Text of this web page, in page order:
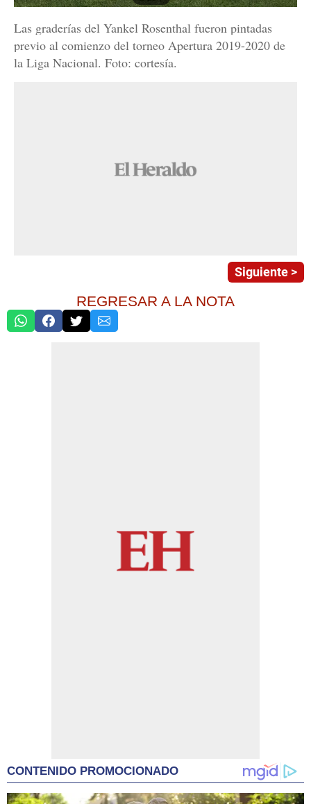
Las graderías del Yankel Rosenthal fueron pintadas
previo al comienzo del torneo Apertura 2019-2020 de
la Liga Nacional. Foto: cortesía.
Siguiente >
REGRESAR A LA NOTA
CONTENIDO PROMOCIONADO